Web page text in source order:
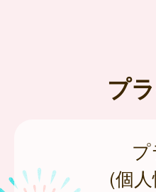
プ
(個